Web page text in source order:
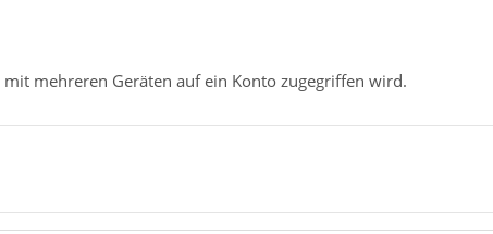
mehreren Geräten auf ein Konto zugegriffen wird.